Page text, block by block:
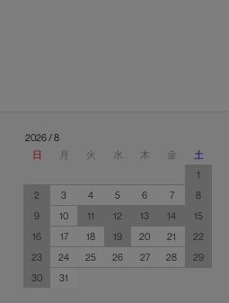
2026 / 8
日
月 火 水 木 金
土
1
2
3 4 5 6 7
8
9
10 11 12 13 14
15
16
17 18 19 20 21
22
23
24 25 26 27 28
29
30
31